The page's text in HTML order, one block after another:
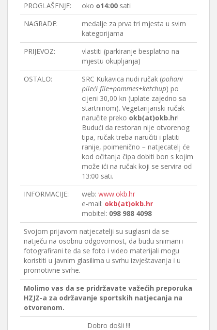
PROGLAŠENJE:
oko o14:00 sati
NAGRADE:
medalje za prva tri mjesta u svim
kategorijama
PRIJEVOZ:
vlastiti (parkiranje besplatno na
mjestu okupljanja)
OSTALO:
SRC Kukavica nudi ručak (pohani
pileći file+pommes+ketchup) po
cijeni 30,00 kn (uplate zajedno sa
startninom). Vegetarijanski ručak
naručite preko okb(at)okb.hr!
Budući da restoran nije otvorenog
tipa, ručak treba naručiti i platiti
ranije, poimenično – natjecatelj će
kod očitanja čipa dobiti bon s kojim
može ići na ručak koji se servira od
13:00 sati.
INFORMACIJE:
web: www.okb.hr
e-mail: okb(at)okb.hr
mobitel: 098 988 4098
Svojom prijavom natjecatelji su suglasni da se
natječu na osobnu odgovornost, da budu snimani i
fotografirani te da se foto i video materijali mogu
koristiti u javnim glasilima u svrhu izvještavanja i u
promotivne svrhe.
Molimo vas da se pridržavate važećih preporuka
HZJZ-a za održavanje sportskih natjecanja na
otvorenom.
Dobro došli !!!